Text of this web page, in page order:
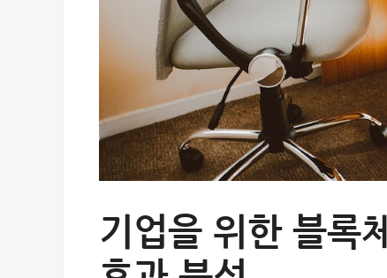
기업을 위한 블록